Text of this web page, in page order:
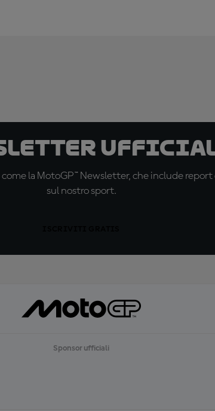
ufficiale
la MotoGP™ Newsletter, che include
sul nostro sport.
Sponsor ufficiali